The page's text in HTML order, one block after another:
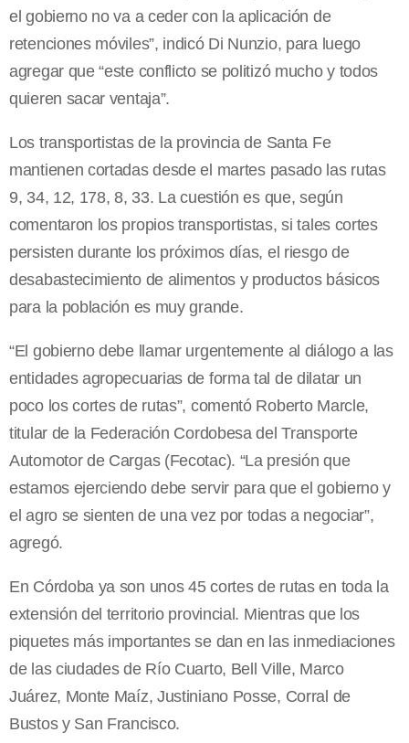
el gobierno no va a ceder con la aplicación de
retenciones móviles”, indicó Di Nunzio, para luego
agregar que “este conflicto se politizó mucho y todos
quieren sacar ventaja”.
Los transportistas de la provincia de Santa Fe
mantienen cortadas desde el martes pasado las rutas
9, 34, 12, 178, 8, 33. La cuestión es que, según
comentaron los propios transportistas, si tales cortes
persisten durante los próximos días, el riesgo de
desabastecimiento de alimentos y productos básicos
para la población es muy grande.
“El gobierno debe llamar urgentemente al diálogo a las
entidades agropecuarias de forma tal de dilatar un
poco los cortes de rutas”, comentó Roberto Marcle,
titular de la Federación Cordobesa del Transporte
Automotor de Cargas (Fecotac). “La presión que
estamos ejerciendo debe servir para que el gobierno y
el agro se sienten de una vez por todas a negociar”,
agregó.
En Córdoba ya son unos 45 cortes de rutas en toda la
extensión del territorio provincial. Mientras que los
piquetes más importantes se dan en las inmediaciones
de las ciudades de Río Cuarto, Bell Ville, Marco
Juárez, Monte Maíz, Justiniano Posse, Corral de
Bustos y San Francisco.